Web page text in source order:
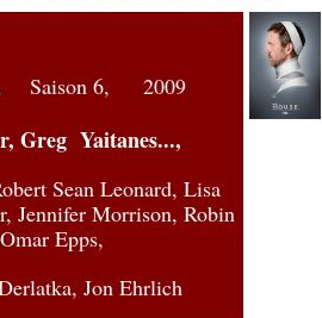
Saison 6, 2009
Greg Yaitanes...,
Sean Leonard, Lisa
Jennifer Morrison, Robin
Epps,
Jon Ehrlich